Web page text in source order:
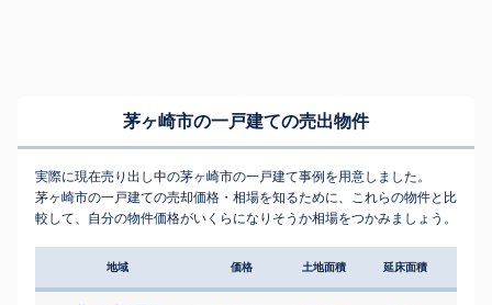
茅ヶ崎市の一戸建ての売出物件
実際に現在売り出し中の茅ヶ崎市の一戸建て事例を用意しました。
茅ヶ崎市の一戸建ての売却価格・相場を知るために、これらの物件と比
較して、自分の物件価格がいくらになりそうか相場をつかみましょう。
地域 価格 土地面積 延床面積